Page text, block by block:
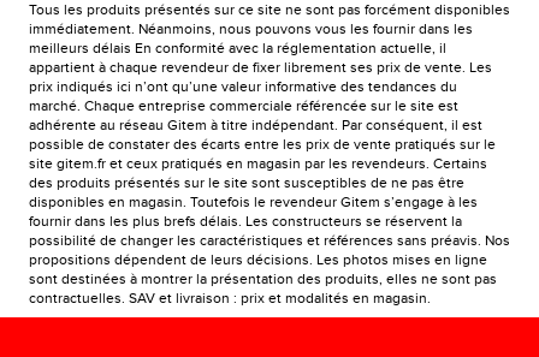
Tous les produits présentés sur ce site ne sont pas forcément disponibles
immédiatement. Néanmoins, nous pouvons vous les fournir dans les
meilleurs délais En conformité avec la réglementation actuelle, il
appartient à chaque revendeur de fixer librement ses prix de vente. Les
prix indiqués ici n’ont qu’une valeur informative des tendances du
marché. Chaque entreprise commerciale référencée sur le site est
adhérente au réseau Gitem à titre indépendant. Par conséquent, il est
possible de constater des écarts entre les prix de vente pratiqués sur le
site gitem.fr et ceux pratiqués en magasin par les revendeurs. Certains
des produits présentés sur le site sont susceptibles de ne pas être
disponibles en magasin. Toutefois le revendeur Gitem s’engage à les
fournir dans les plus brefs délais. Les constructeurs se réservent la
possibilité de changer les caractéristiques et références sans préavis. Nos
propositions dépendent de leurs décisions. Les photos mises en ligne
sont destinées à montrer la présentation des produits, elles ne sont pas
contractuelles. SAV et livraison : prix et modalités en magasin.